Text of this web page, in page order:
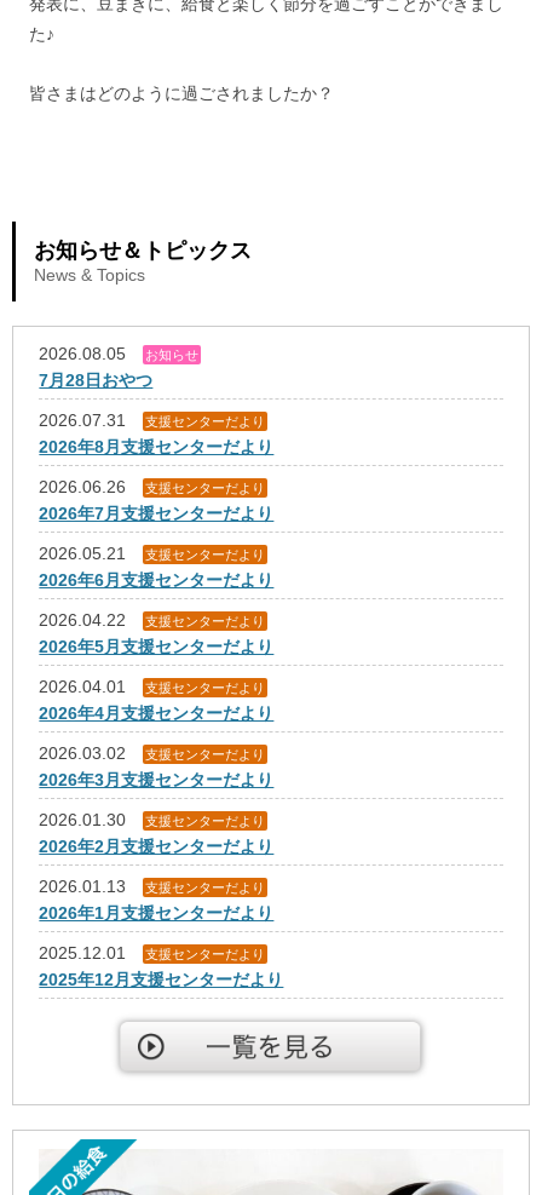
た♪
皆さまはどのように過ごされましたか？
お知らせ＆トピックス
News & Topics
2026.08.05 お知らせ
7月28日おやつ
2026.07.31 支援センターだより
2026年8月支援センターだより
2026.06.26 支援センターだより
2026年7月支援センターだより
2026.05.21 支援センターだより
2026年6月支援センターだより
2026.04.22 支援センターだより
2026年5月支援センターだより
2026.04.01 支援センターだより
2026年4月支援センターだより
2026.03.02 支援センターだより
2026年3月支援センターだより
2026.01.30 支援センターだより
2026年2月支援センターだより
2026.01.13 支援センターだより
2026年1月支援センターだより
2025.12.01 支援センターだより
2025年12月支援センターだより